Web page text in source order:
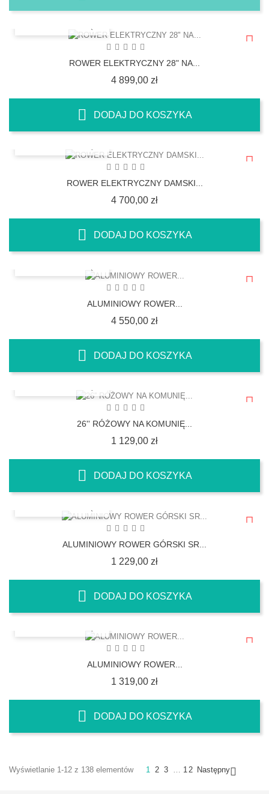
ROWER ELEKTRYCZNY 28" NA...
4 899,00 złCena
DODAJ DO KOSZYKA
ROWER ELEKTRYCZNY DAMSKI...
4 700,00 złCena
DODAJ DO KOSZYKA
ALUMINIOWY ROWER...
4 550,00 złCena
DODAJ DO KOSZYKA
26'' RÓŻOWY NA KOMUNIĘ...
1 129,00 złCena
DODAJ DO KOSZYKA
ALUMINIOWY ROWER GÓRSKI SR...
1 229,00 złCena
DODAJ DO KOSZYKA
ALUMINIOWY ROWER...
1 319,00 złCena
DODAJ DO KOSZYKA
Wyświetlanie 1-12 z 138 elementów 1 2 3 … 12 Następny